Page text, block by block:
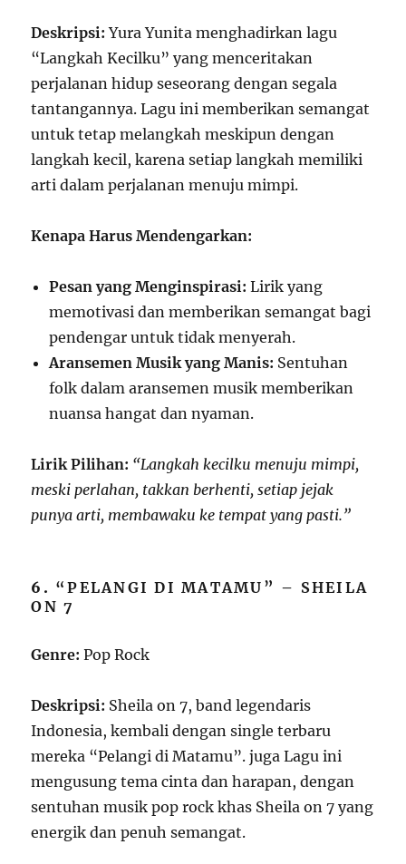
Deskripsi: Yura Yunita menghadirkan lagu
“Langkah Kecilku” yang menceritakan
perjalanan hidup seseorang dengan segala
tantangannya. Lagu ini memberikan semangat
untuk tetap melangkah meskipun dengan
langkah kecil, karena setiap langkah memiliki
arti dalam perjalanan menuju mimpi.
Kenapa Harus Mendengarkan:
Pesan yang Menginspirasi: Lirik yang
memotivasi dan memberikan semangat bagi
pendengar untuk tidak menyerah.
Aransemen Musik yang Manis: Sentuhan
folk dalam aransemen musik memberikan
nuansa hangat dan nyaman.
Lirik Pilihan: “Langkah kecilku menuju mimpi,
meski perlahan, takkan berhenti, setiap jejak
punya arti, membawaku ke tempat yang pasti.”
6. “PELANGI DI MATAMU” – SHEILA
ON 7
Genre: Pop Rock
Deskripsi: Sheila on 7, band legendaris
Indonesia, kembali dengan single terbaru
mereka “Pelangi di Matamu”. juga Lagu ini
mengusung tema cinta dan harapan, dengan
sentuhan musik pop rock khas Sheila on 7 yang
energik dan penuh semangat.